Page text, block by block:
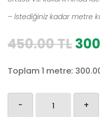
– İstediğiniz kadar metre
450.00TL
Toplam 1 metre:
- +